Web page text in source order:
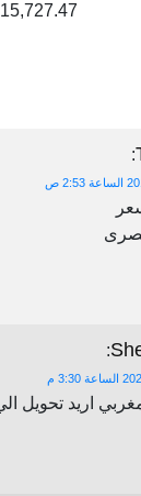
15,727.47 درهم إماراتي
:
: